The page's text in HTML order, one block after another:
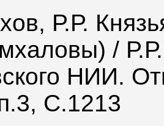
Р.Р.
/
НИИ.
С.1213